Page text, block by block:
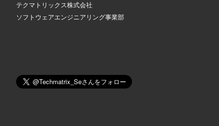
テクマトリックス株式会社
ソフトウェアエンジニアリング事業部